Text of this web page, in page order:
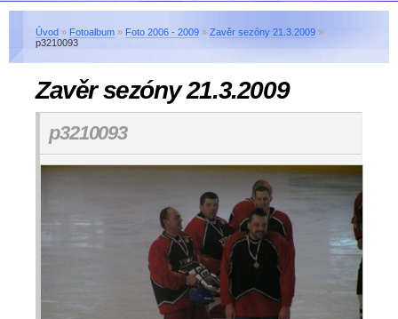
Úvod » Fotoalbum » Foto 2006 - 2009 » Zavěr sezóny 21.3.2009 »
p3210093
Zavěr sezóny 21.3.2009
p3210093